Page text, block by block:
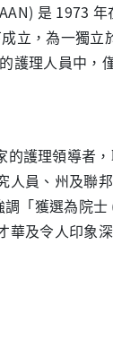
是 1973 年
立，為一獨立
護理人員中，
的護理領導者
人員、州及聯
「獲選為院
及令人印象深